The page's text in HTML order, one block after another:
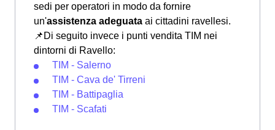
sedi per operatori in modo da fornire
un'assistenza adeguata ai cittadini ravellesi.
📌Di seguito invece i punti vendita TIM nei
dintorni di Ravello:
TIM - Salerno
TIM - Cava de' Tirreni
TIM - Battipaglia
TIM - Scafati